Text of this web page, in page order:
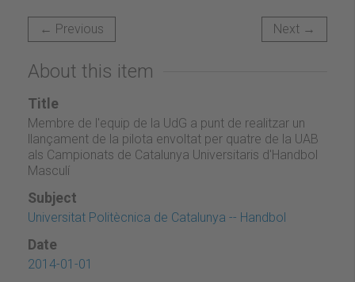
← Previous Next →
About this item
Title
Membre de l'equip de la UdG a punt de realitzar un
llançament de la pilota envoltat per quatre de la UAB
als Campionats de Catalunya Universitaris d'Handbol
Masculí
Subject
Universitat Politècnica de Catalunya -- Handbol
Date
2014-01-01